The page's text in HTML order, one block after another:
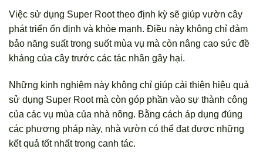
Việc sử dụng Super Root theo định kỳ sẽ giúp vườn cây
phát triển ổn định và khỏe mạnh. Điều này không chỉ đảm
bảo năng suất trong suốt mùa vụ mà còn nâng cao sức đề
kháng của cây trước các tác nhân gây hại.
Những kinh nghiệm này không chỉ giúp cải thiện hiệu quả
sử dụng Super Root mà còn góp phần vào sự thành công
của các vụ mùa của nhà nông. Bằng cách áp dụng đúng
các phương pháp này, nhà vườn có thể đạt được những
kết quả tốt nhất trong canh tác.